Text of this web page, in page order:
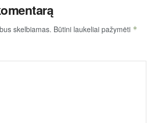
skelbiamas. Būtini laukeliai pažymėti *